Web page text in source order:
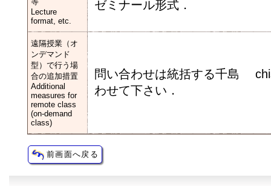
Lecture
format, etc.
ゼミナール形式．
遠隔授業（オ
ンデマンド
型）で行う場
合の追加措置
Additional
measures for
remote class
(on-demand
class)
問い合わせは統括する千島
わせて下さい．